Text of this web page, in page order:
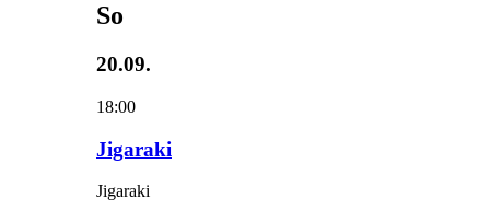
So
20.09.
18:00
Jigaraki
Jigaraki